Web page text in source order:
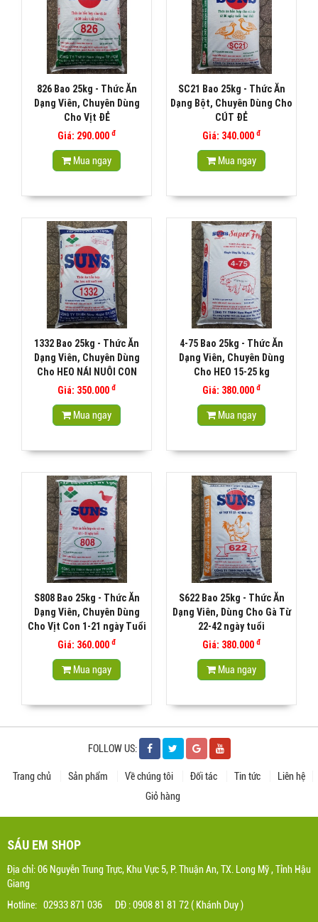
826 Bao 25kg - Thức Ăn
Dạng Viên, Chuyên Dùng
Cho Vịt ĐẺ
Giá: 290.000 đ
Mua ngay
SC21 Bao 25kg - Thức Ăn
Dạng Bột, Chuyên Dùng Cho
CÚT ĐẺ
Giá: 340.000 đ
Mua ngay
1332 Bao 25kg - Thức Ăn
Dạng Viên, Chuyên Dùng
Cho HEO NÁI NUÔI CON
Giá: 350.000 đ
Mua ngay
4-75 Bao 25kg - Thức Ăn
Dạng Viên, Chuyên Dùng
Cho HEO 15-25 kg
Giá: 380.000 đ
Mua ngay
S808 Bao 25kg - Thức Ăn
Dạng Viên, Chuyên Dùng
Cho Vịt Con 1-21 ngày Tuổi
Giá: 360.000 đ
Mua ngay
S622 Bao 25kg - Thức Ăn
Dạng Viên, Dùng Cho Gà Từ
22-42 ngày tuổi
Giá: 380.000 đ
Mua ngay
FOLLOW US:
Trang chủ Sản phẩm Về chúng tôi Đối tác Tin tức
Liên hệ
Giỏ hàng
SÁU EM SHOP
Địa chỉ: 06 Nguyễn Trung Trực, Khu Vực 5, P. Thuận An, TX. Long Mỹ , Tỉnh Hậu
Giang
Hotline: 02933 871 036 DĐ : 0908 81 81 72 ( Khánh Duy )